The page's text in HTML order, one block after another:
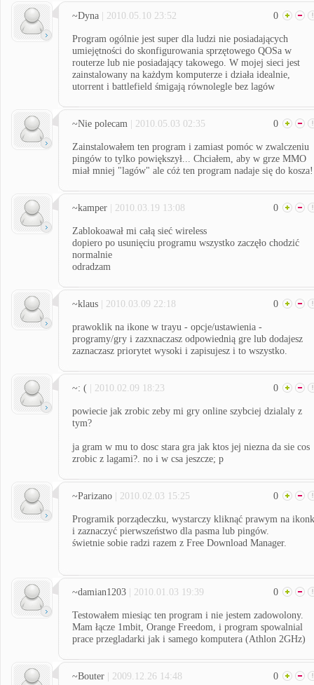
~Dyna | 2010.05.10 23:52 0
Program ogólnie jest super dla ludzi nie posiadających
umiejętności do skonfigurowania sprzętowego QOSa w
routerze lub nie posiadający takowego. W mojej sieci jest
zainstalowany na każdym komputerze i działa idealnie,
utorrent i battlefield śmigają równolegle bez lagów
~Nie polecam | 2010.05.03 02:35 0
Zainstalowałem ten program i zamiast pomóc w zwalczeniu
pingów to tylko powiększył... Chciałem, aby w grze MMO
miał mniej "lagów" ale cóż ten program nadaje się do kosza!
~kamper | 2010.03.19 13:08 0
Zablokoawał mi całą sieć wireless
dopiero po usunięciu programu wszystko zaczęło chodzić
normalnie
odradzam
~klaus | 2010.03.09 22:18 0
prawoklik na ikone w trayu - opcje/ustawienia -
programy/gry i zazxnaczasz odpowiednią gre lub dodajesz
zaznaczasz priorytet wysoki i zapisujesz i to wszystko.
~: ( | 2010.02.09 18:23 0
powiecie jak zrobic zeby mi gry online szybciej dzialaly z
tym?
ja gram w mu to dosc stara gra jak ktos jej niezna da sie cos
zrobic z lagami?. no i w csa jeszcze; p
~Parizano | 2010.02.03 15:25 0
Programik porządeczku, wystarczy kliknąć prawym na
i zaznaczyć pierwszeństwo dla pasma lub pingów.
świetnie sobie radzi razem z Free Download Manager.
~damian1203 | 2010.01.03 19:39 0
Testowałem miesiąc ten program i nie jestem zadowolony.
Mam łącze 1mbit, Orange Freedom, i program spowalnial
prace przegladarki jak i samego komputera (Athlon 2GHz)
~Bouter | 2009.12.26 14:48 0